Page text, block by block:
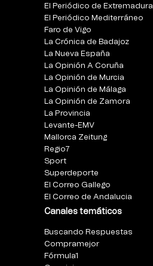
El Periódico de Extremadura
El Periódico Mediterráneo
Faro de Vigo
La Crónica de Badajoz
La Nueva España
La Opinión A Coruña
La Opinión de Murcia
La Opinión de Málaga
La Opinión de Zamora
La Provincia
Levante-EMV
Mallorca Zeitung
Regio7
Sport
Superdeporte
El Correo Gallego
El Correo de Andalucia
Canales temáticos
Buscando Respuestas
Compramejor
Fórmula1